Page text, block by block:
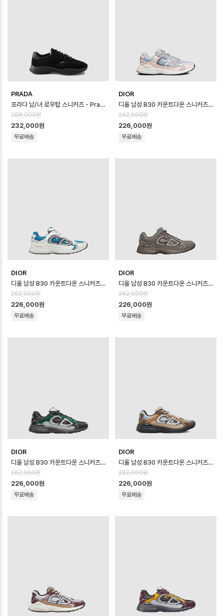
PRADA
프라다 남/녀 로우탑 스니커즈 - Prada Unisex Low Top Sneaker - …
268,000원
232,000원
무료배송
DIOR
디올 남성 B30 카운트다운 스니커즈 - Dior Mens B30 Countdown Sho…
262,000원
226,000원
무료배송
DIOR
디올 남성 B30 카운트다운 스니커즈 - Dior Mens B30 Countdown Sho…
262,000원
226,000원
무료배송
DIOR
디올 남성 B30 카운트다운 스니커즈 - Dior Mens B30 Countdown Sho…
262,000원
226,000원
무료배송
DIOR
디올 남성 B30 카운트다운 스니커즈 - Dior Mens B30 Countdown Sho…
262,000원
226,000원
무료배송
DIOR
디올 남성 B30 카운트다운 스니커즈 - Dior Mens B30 Countdown Sho…
262,000원
226,000원
무료배송